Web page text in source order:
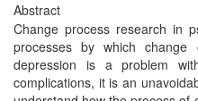
Abstract
Change process research in
processes by which change
depression is a problem
complications, it is an